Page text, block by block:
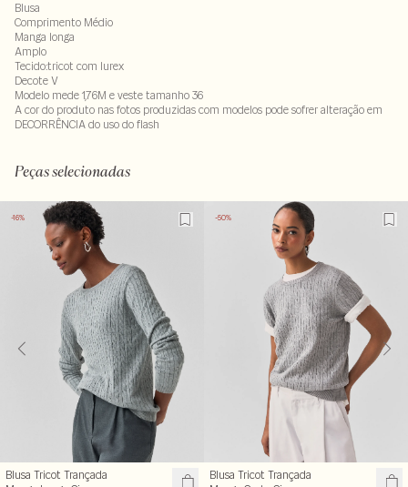
Blusa
Comprimento Médio
Manga longa
Amplo
Tecido:tricot com lurex
Decote V
Modelo mede 1,76M e veste tamanho 36
A cor do produto nas fotos produzidas com modelos pode sofrer alteração em
DECORRÊNCIA do uso do flash
Peças selecionadas
-16%
Blusa Tricot Trançada
-50%
Blusa Tricot Trançada